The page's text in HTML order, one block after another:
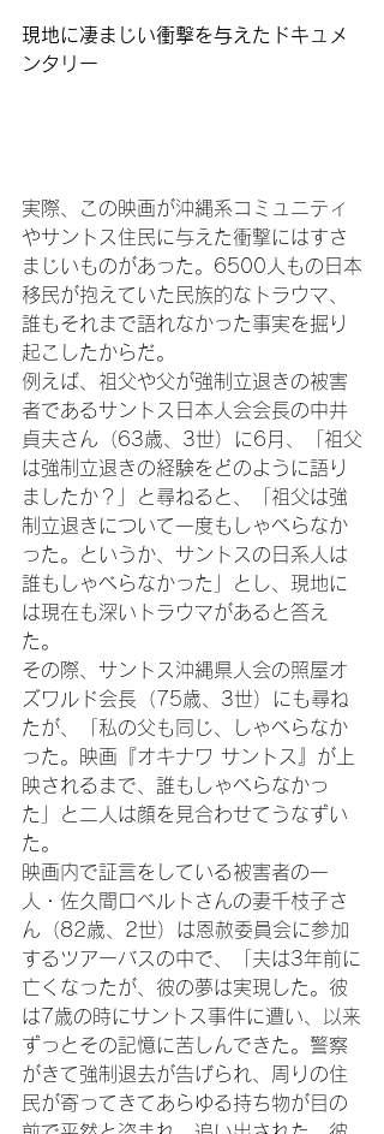
現地に凄まじい衝撃を与えたドキュメ
ンタリー
実際、この映画が沖縄系コミュニティ
やサントス住民に与えた衝撃にはすさ
まじいものがあった。6500人もの日本
移民が抱えていた民族的なトラウマ、
誰もそれまで語れなかった事実を掘り
起こしたからだ。
例えば、祖父や父が強制立退きの被害
者であるサントス日本人会会長の中井
貞夫さん（63歳、3世）に6月、「祖父
は強制立退きの経験をどのように語り
ましたか？」と尋ねると、「祖父は強
制立退きについて一度もしゃべらなか
った。というか、サントスの日系人は
誰もしゃべらなかった」とし、現地に
は現在も深いトラウマがあると答え
た。
その際、サントス沖縄県人会の照屋オ
ズワルド会長（75歳、3世）にも尋ね
たが、「私の父も同じ、しゃべらなか
った。映画『オキナワ サントス』が上
映されるまで、誰もしゃべらなかっ
た」と二人は顔を見合わせてうなずい
た。
映画内で証言をしている被害者の一
人・佐久間ロベルトさんの妻千枝子さ
ん（82歳、2世）は恩赦委員会に参加
するツアーバスの中で、「夫は3年前に
亡くなったが、彼の夢は実現した。彼
は7歳の時にサントス事件に遭い、以来
ずっとその記憶に苦しんできた。警察
がきて強制退去が告げられ、周りの住
民が寄ってきてあらゆる持ち物が目の